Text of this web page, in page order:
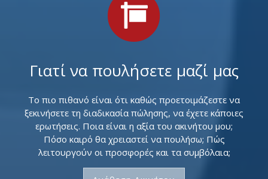
Γιατί να πουλήσετε μαζί μας
Το πιο πιθανό είναι ότι καθώς προετοιμάζεστε να
ξεκινήσετε τη διαδικασία πώλησης, να έχετε κάποιες
ερωτήσεις. Ποια είναι η αξία του ακινήτου μου;
Πόσο καιρό θα χρειαστεί να πουλήσω; Πώς
λειτουργούν οι προσφορές και τα συμβόλαια;